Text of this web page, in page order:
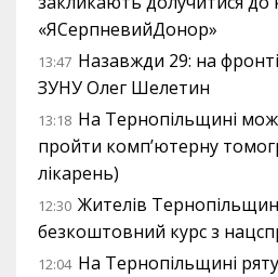
«ЯСерпневийДонор»
13:47 Назавжди 29: на
ЗУНУ Олег Шелетин
13:18 На Тернопільщині
пройти комп’ютерну
лікарень)
12:30 Жителів
безкоштовний курс з
12:04 На Тернопільщині